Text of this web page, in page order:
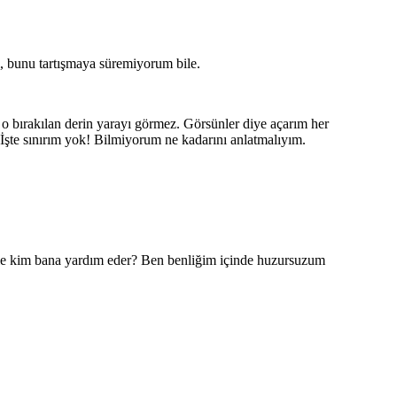
bunu tartışmaya süremiyorum bile.
bırakılan derin yarayı görmez. Görsünler diye açarım her
sınırım yok! Bilmiyorum ne kadarını anlatmalıyım.
kim bana yardım eder? Ben benliğim içinde huzursuzum